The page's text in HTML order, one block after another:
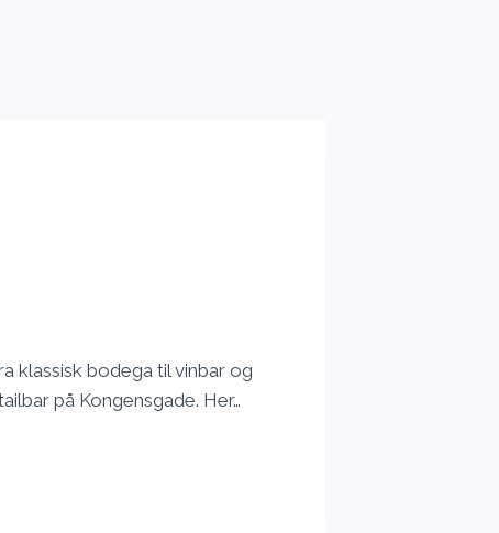
klassisk bodega til vinbar og
på Kongensgade. Her…